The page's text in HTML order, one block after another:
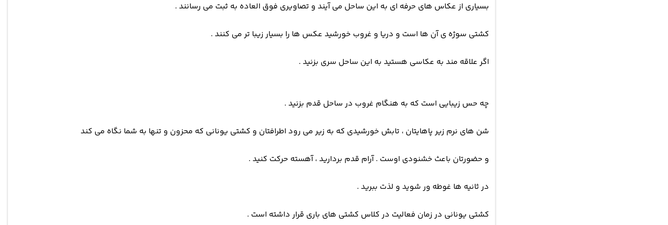
بسیاری از عکاس های حرفه ای به این ساحل می آیند و تصاویری فوق العاده به ثبت می رسانند .
کشتی سوژه ی آن ها است و دریا و غروب خورشید عکس ها را بسیار زیبا تر می کنند .
اگر علاقه مند به عکاسی هستید به این ساحل سری بزنید .
چه حس زیبایی است که به هنگام غروب در ساحل قدم بزنید .
شن های نرم زیر پاهایتان ، تابش خورشیدی که به زیر می رود اطرافتان و کشتی یونانی که محزون و تنها به شما نگاه می کند
و حضورتان باعث خشنودی اوست . آرام قدم بردارید ، آهسته حرکت کنید .
در ثانیه ها غوطه ور شوید و لذت ببرید .
کشتی یونانی در زمان فعالیت در کلاس کشتی های باری قرار داشته است .